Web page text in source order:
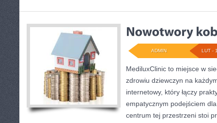
LUT -
ADMIN
MediluxClinic to miejsce w
zdrowiu dziewczyn na
internetowy, który łączy
empatycznym podejściem
centrum tej przestrzeni stoi